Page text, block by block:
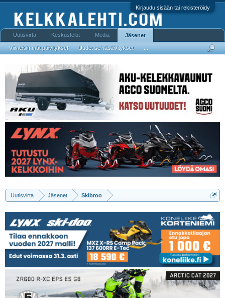
Kirjaudu sisään tai rekisteröidy
Uutisvirta Jäsenet Skibroo
Uutisvirta Keskustelut Media Jäsenet
Viimeisimmät päivitykset Uudet seinäpäivitykset